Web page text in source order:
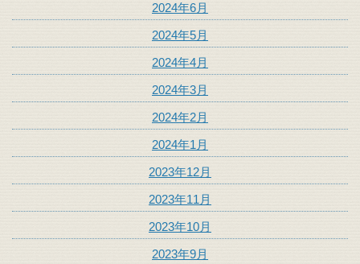
2024年6月
2024年5月
2024年4月
2024年3月
2024年2月
2024年1月
2023年12月
2023年11月
2023年10月
2023年9月